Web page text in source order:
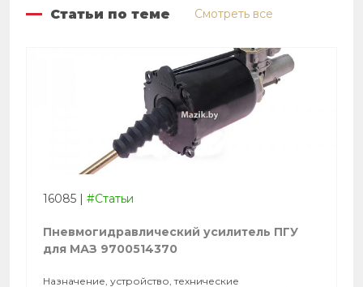
Статьи по теме Смотреть все
16085 | #Статьи
Пневмогидравлический усилитель ПГУ
для МАЗ 9700514370
Назначение, устройство, технические